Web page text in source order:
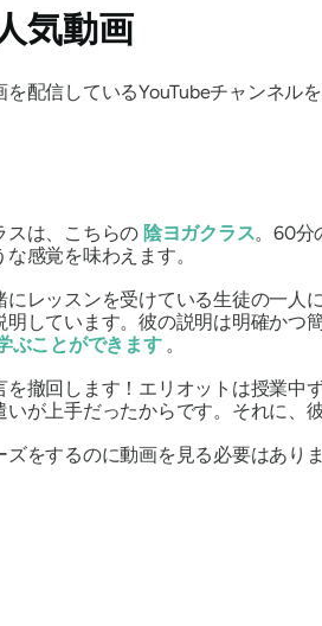
気動画
配信しているYouTubeチャンネル
スは、こちらの 陰ヨガクラス。60分
感覚を味わえます。
レッスンを受けている生徒の一人
しています。彼の説明は明確かつ
ぶことができます。
撤回します！エリオットは授業中
が上手だったからです。それに、
をするのに動画を見る必要はあり